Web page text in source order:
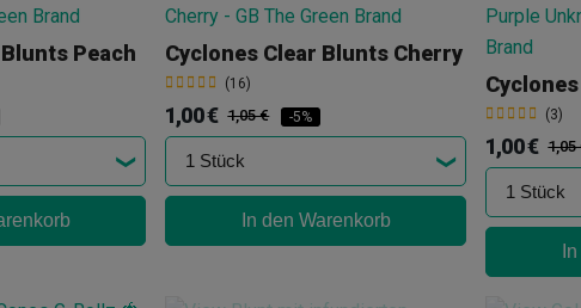
Peach Cyclones Clear Blunts Cherry
(16)
1,00 € 1,05 € -5%
In den Warenkorb
(3)
1,00 € 1,05